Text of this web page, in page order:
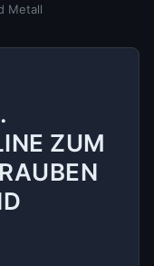
Metall
ZUM